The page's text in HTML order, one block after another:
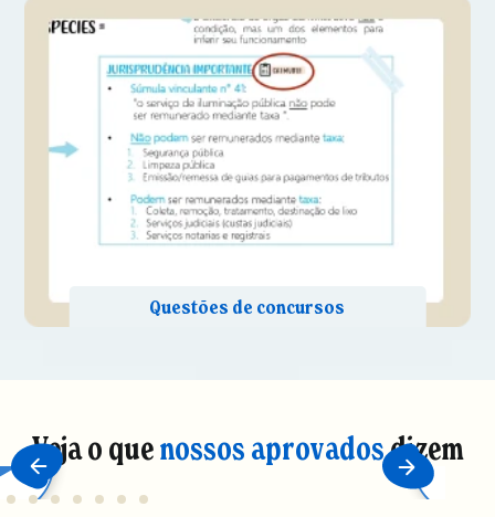
Veja o quenossos aprovadosdizem